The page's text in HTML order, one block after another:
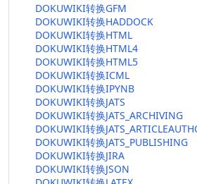
DOKUWIKI转换GFM
DOKUWIKI转换HADDOCK
DOKUWIKI转换HTML
DOKUWIKI转换HTML4
DOKUWIKI转换HTML5
DOKUWIKI转换ICML
DOKUWIKI转换IPYNB
DOKUWIKI转换JATS
DOKUWIKI转换JATS_ARCHIVING
DOKUWIKI转换
DOKUWIKI转换JATS_PUBLISHING
DOKUWIKI转换JIRA
DOKUWIKI转换JSON